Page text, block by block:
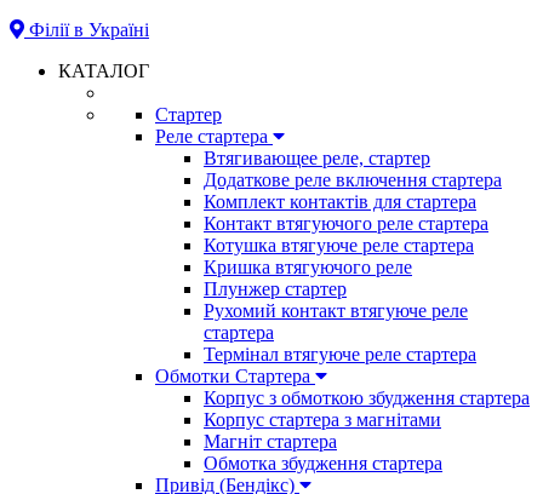
Філії в Україні
КАТАЛОГ
Стартер
Реле стартера
Втягивающее реле, стартер
Додаткове реле включення стартера
Комплект контактів для стартера
Контакт втягуючого реле стартера
Котушка втягуюче реле стартера
Кришка втягуючого реле
Плунжер стартер
Рухомий контакт втягуюче реле
стартера
Термінал втягуюче реле стартера
Обмотки Стартера
Корпус з обмоткою збудження стартера
Корпус стартера з магнітами
Магніт стартера
Обмотка збудження стартера
Привід (Бендікс)